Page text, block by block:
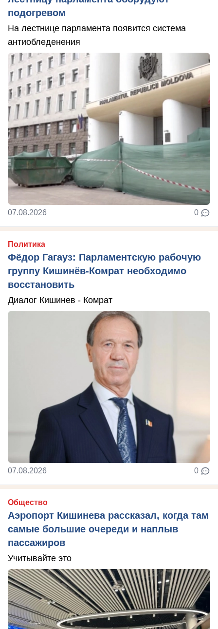
подогревом
На лестнице парламента появится система
антиобледенения
07.08.2026 0
Политика
Фёдор Гагауз: Парламентскую рабочую
группу Кишинёв-Комрат необходимо
восстановить
Диалог Кишинев - Комрат
07.08.2026 0
Общество
Аэропорт Кишинева рассказал, когда там
самые большие очереди и наплыв
пассажиров
Учитывайте это